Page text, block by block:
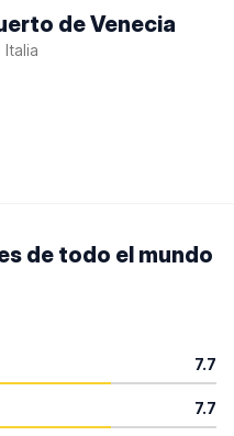
de Venecia
Italia
de todo el mundo
7.7
7.7